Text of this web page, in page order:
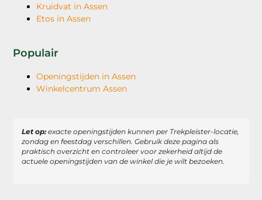
Kruidvat in Assen
Etos in Assen
Populair
Openingstijden in Assen
Winkelcentrum Assen
Let op: exacte openingstijden kunnen per Trekpleister-locatie,
zondag en feestdag verschillen. Gebruik deze pagina als
praktisch overzicht en controleer voor zekerheid altijd de
actuele openingstijden van de winkel die je wilt bezoeken.